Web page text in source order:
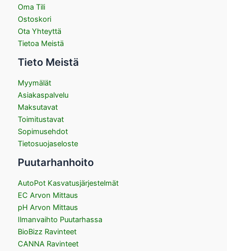
Oma Tili
Ostoskori
Ota Yhteyttä
Tietoa Meistä
Tieto Meistä
Myymälät
Asiakaspalvelu
Maksutavat
Toimitustavat
Sopimusehdot
Tietosuojaseloste
Puutarhanhoito
AutoPot Kasvatusjärjestelmät
EC Arvon Mittaus
pH Arvon Mittaus
Ilmanvaihto Puutarhassa
BioBizz Ravinteet
CANNA Ravinteet